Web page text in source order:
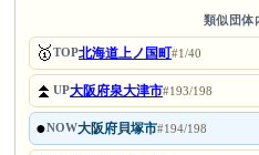
類似団体
🥇TOP北海道上ノ国町#1/40
⏫UP大阪府泉大津市#193/198
●NOW大阪府貝塚市#194/198